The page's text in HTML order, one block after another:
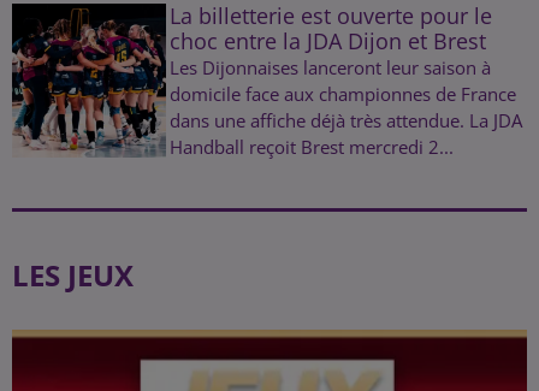
La billetterie est ouverte pour le
choc entre la JDA Dijon et Brest
Les Dijonnaises lanceront leur saison à
domicile face aux championnes de France
dans une affiche déjà très attendue. La JDA
Handball reçoit Brest mercredi 2...
LES JEUX